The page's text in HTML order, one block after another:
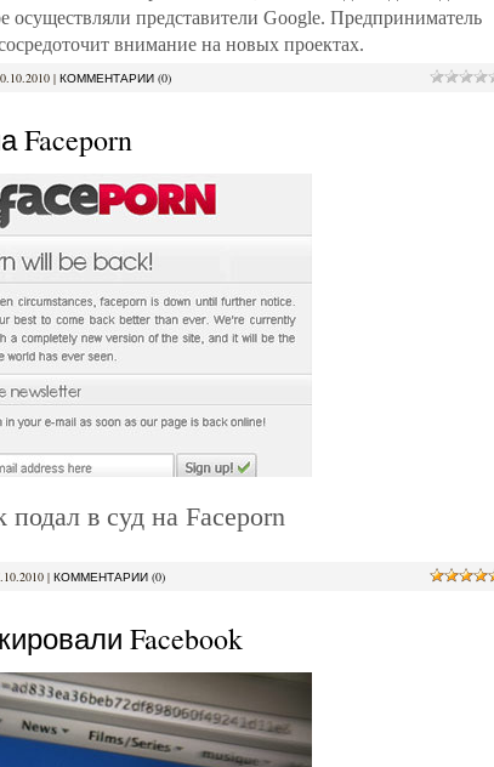
осуществляли представители Google. Предприниматель
внимание на новых проектах.
| КОММЕНТАРИИ (0)
Faceporn
подал в суд на Faceporn
| КОММЕНТАРИИ (0)
Facebook